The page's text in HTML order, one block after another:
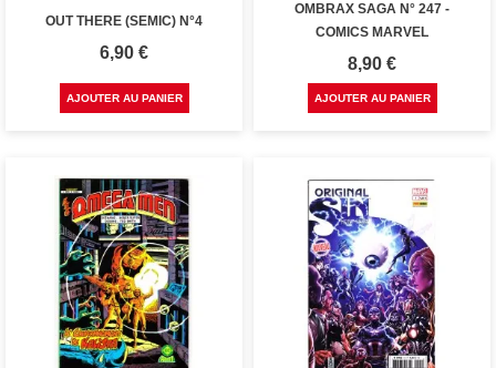
OUT THERE (SEMIC) N°4
Prix
6,90 €
AJOUTER AU PANIER
OMBRAX SAGA N° 247 -
COMICS MARVEL
Prix
8,90 €
AJOUTER AU PANIER